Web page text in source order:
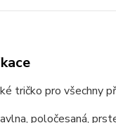
tričko pro všechny
poločesaná,